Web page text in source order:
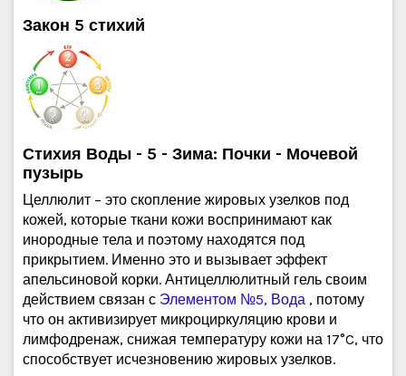
Закон 5 стихий
Стихия Воды - 5 - Зима: Почки - Мочевой
пузырь
Целлюлит – это скопление жировых узелков под
кожей, которые ткани кожи воспринимают как
инородные тела и поэтому находятся под
прикрытием. Именно это и вызывает эффект
апельсиновой корки. Антицеллюлитный гель своим
действием связан с Элементом №5, Вода , потому
что он активизирует микроциркуляцию крови и
лимфодренаж, снижая температуру кожи на 17°C, что
способствует исчезновению жировых узелков.